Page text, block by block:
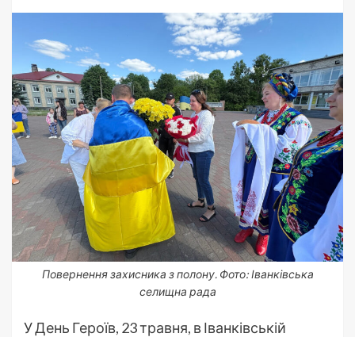
Повернення захисника з полону. Фото: Іванківська
селищна рада
У День Героїв, 23 травня, в Іванківській